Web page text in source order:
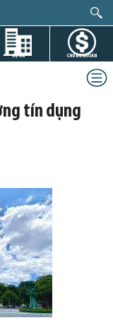
DỰ ÁN CHỨNG KHOÁN
tín dụng